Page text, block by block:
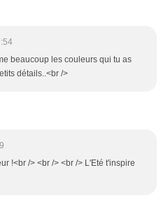
beaucoup les couleurs qui tu as
détails..<br />
!<br /> <br /> <br /> L'Eté t'inspire